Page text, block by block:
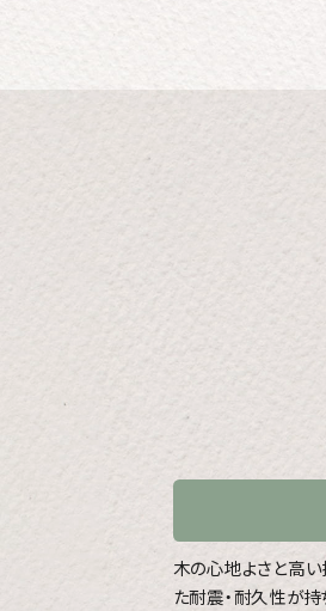
木の心地よさと高
た耐震・耐久性が